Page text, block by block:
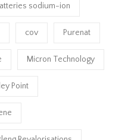
sodium-ion
cov Purenat
Micron Technology
Point